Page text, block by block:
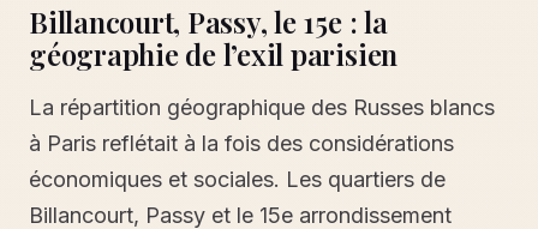
Billancourt, Passy, le 15e : la
géographie de l’exil parisien
La répartition géographique des Russes blancs
à Paris reflétait à la fois des considérations
économiques et sociales. Les quartiers de
Billancourt, Passy et le 15e arrondissement